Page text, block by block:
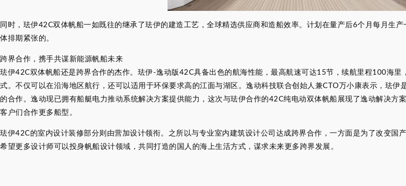
同时，珐伊42C双体帆船一如既往的继承了珐伊的建造工艺，全球精选供应商和造船效率。计划在量产后6个月每月生
体排期紧张的。
跨界合作，携手共谋新能源帆船未来
珐伊42C双体帆船还是跨界合作的杰作。珐伊-逸动版42C具备出色的航海性能，最高航速可达15节，续航里程100海里
式。不仅可以在沿海地区航行，还可以适用于环保要求高的江面与湖区。逸动科技联合创始人兼CTO万小康表示，珐
的合作。逸动现已拥有船艇电力推动系统解决方案提供能力，这次与珐伊合作的42C纯电动双体帆船展现了逸动解决方
客户们合作更多船型。
珐伊42C的室内设计装修部分则由营加设计领衔。之所以与专业室内建筑设计公司达成跨界合作，一方面是为了改变国
希望更多设计师可以投身帆船设计领域，共同打造的国人的海上生活方式，谋求未来更多跨界发展。